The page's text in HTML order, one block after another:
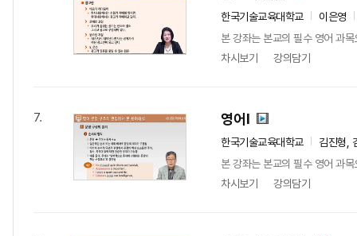
한국기술교육대학교
이은영
본 강좌는 본교의 필수 영어 과
차시보기
강의담기
7. 영어I
한국기술교육대학교
김진형,
본 강좌는 본교의 필수 영어 과
차시보기
강의담기